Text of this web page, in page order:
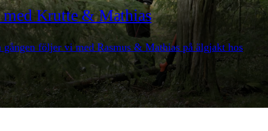
Krutte & Mathias
följer vi med Rasmus & Mathias på älgjakt hos